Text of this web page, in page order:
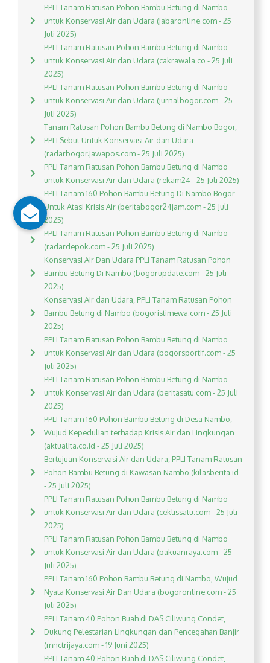
PPLI Tanam Ratusan Pohon Bambu Betung di Nambo
untuk Konservasi Air dan Udara (jabaronline.com - 25
Juli 2025)
PPLI Tanam Ratusan Pohon Bambu Betung di Nambo
untuk Konservasi Air dan Udara (cakrawala.co - 25 Juli
2025)
PPLI Tanam Ratusan Pohon Bambu Betung di Nambo
untuk Konservasi Air dan Udara (jurnalbogor.com - 25
Juli 2025)
Tanam Ratusan Pohon Bambu Betung di Nambo Bogor,
PPLI Sebut Untuk Konservasi Air dan Udara
(radarbogor.jawapos.com - 25 Juli 2025)
PPLI Tanam Ratusan Pohon Bambu Betung di Nambo
untuk Konservasi Air dan Udara (rekam24 - 25 Juli 2025)
PPLI Tanam 160 Pohon Bambu Betung Di Nambo Bogor
Untuk Atasi Krisis Air (beritabogor24jam.com - 25 Juli
2025)
PPLI Tanam Ratusan Pohon Bambu Betung di Nambo
(radardepok.com - 25 Juli 2025)
Konservasi Air Dan Udara PPLI Tanam Ratusan Pohon
Bambu Betung Di Nambo (bogorupdate.com - 25 Juli
2025)
Konservasi Air dan Udara, PPLI Tanam Ratusan Pohon
Bambu Betung di Nambo (bogoristimewa.com - 25 Juli
2025)
PPLI Tanam Ratusan Pohon Bambu Betung di Nambo
untuk Konservasi Air dan Udara (bogorsportif.com - 25
Juli 2025)
PPLI Tanam Ratusan Pohon Bambu Betung di Nambo
untuk Konservasi Air dan Udara (beritasatu.com - 25 Juli
2025)
PPLI Tanam 160 Pohon Bambu Betung di Desa Nambo,
Wujud Kepedulian terhadap Krisis Air dan Lingkungan
(aktualita.co.id - 25 Juli 2025)
Bertujuan Konservasi Air dan Udara, PPLI Tanam Ratusan
Pohon Bambu Betung di Kawasan Nambo (kilasberita.id
- 25 Juli 2025)
PPLI Tanam Ratusan Pohon Bambu Betung di Nambo
untuk Konservasi Air dan Udara (ceklissatu.com - 25 Juli
2025)
PPLI Tanam Ratusan Pohon Bambu Betung di Nambo
untuk Konservasi Air dan Udara (pakuanraya.com - 25
Juli 2025)
PPLI Tanam 160 Pohon Bambu Betung di Nambo, Wujud
Nyata Konservasi Air Dan Udara (bogoronline.com - 25
Juli 2025)
PPLI Tanam 40 Pohon Buah di DAS Ciliwung Condet,
Dukung Pelestarian Lingkungan dan Pencegahan Banjir
(mnctrijaya.com - 19 Juni 2025)
PPLI Tanam 40 Pohon Buah di DAS Ciliwung Condet,